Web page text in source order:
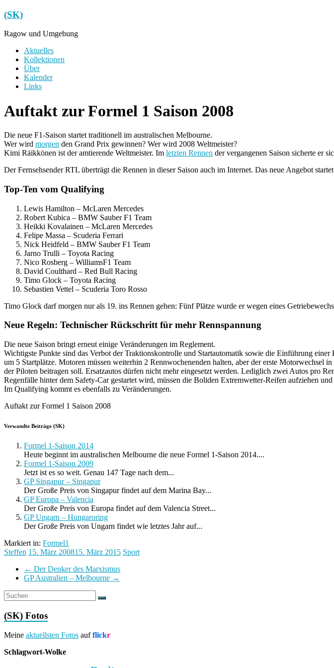
Zum
Inhalt
springen
(SK)
Ragow und Umgebung
Menü
Aktuelles
Kollektionen
Über
Kalender
Links
Auftakt zur Formel 1 Saison 2008
Die neue F1-Saison startet traditionell im australischen Melbourne.
Wer wird morgen den Grand Prix gewinnen? Wer wird 2008 Weltmeister?
Kimi Räikkönen ist der amtierende Weltmeister. Im letzten Rennen der vergangenen Saison sicherte er
Der Fernsehsender RTL überträgt die Rennen in dieser Saison auch im Internet. Das neue Angebot
Top-Ten vom Qualifying
Lewis Hamilton – McLaren Mercedes
Robert Kubica – BMW Sauber F1 Team
Heikki Kovalainen – McLaren Mercedes
Felipe Massa – Scuderia Ferrari
Nick Heidfeld – BMW Sauber F1 Team
Jarno Trulli – Toyota Racing
Nico Rosberg – WilliamsF1 Team
David Coulthard – Red Bull Racing
Timo Glock – Toyota Racing
Sebastien Vettel – Scuderia Toro Rosso
Timo Glock darf morgen nur als 19. ins Rennen gehen: Fünf Plätze wurde er wegen eines
Neue Regeln: Technischer Rückschritt für mehr Rennspannung
Die neue Saison bringt erneut einige Veränderungen im Reglement.
Wichtigste Punkte sind das Verbot der Traktionskontrolle und Startautomatik sowie die Einführung
um 5 Startplätze. Motoren müssen weiterhin 2 Rennwochenenden halten, aber der erste Motorwechsel
der Piloten beitragen soll. Ersatzautos dürfen nicht mehr eingesetzt werden. Lediglich zwei Autos pro
Regenfälle hinter dem Safety-Car gestartet wird, müssen die Boliden Extremwetter-Reifen aufziehen
Im Qualifying kommt es ebenfalls zu Veränderungen.
Auftakt zur Formel 1 Saison 2008
Verwandte Beiträge (SK)
Formel 1-Saison 2014
Heute beginnt im australischen Melbourne die neue Formel 1-Saison 2014....
Formel 1-Saison 2009
Jetzt ist es so weit. Genau 147 Tage nach dem...
GP Singapur – Singapur
Der Große Preis von Singapur findet auf dem Marina Bay...
GP Europa – Valencia
Der Große Preis von Europa findet auf dem Valencia Street...
GP Ungarn – Hungaroring
Der Große Preis von Ungarn findet wie letztes Jahr auf...
Markiert in: Formel1
Steffen 15. März 200815. März 2015 Sport
← Der Denker des Marxismus
GP Australien – Melbourne →
(SK) Fotos
Meine aktuellsten Fotos aufflickr
Schlagwort-Wolke